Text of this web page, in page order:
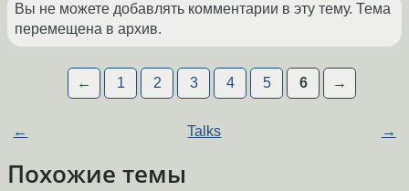
Вы не можете добавлять комментарии в эту тему. Тема
перемещена в архив.
← 1 2 3 4 5 6 →
← Talks →
Похожие темы